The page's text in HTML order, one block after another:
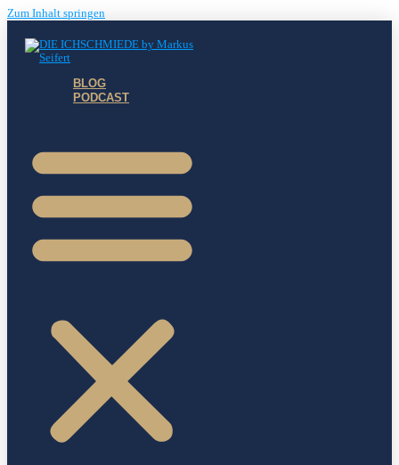
Zum Inhalt springen
BLOG
PODCAST